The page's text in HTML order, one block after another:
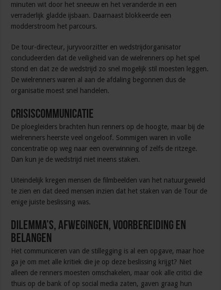
minuten wit door het sneeuw en het veranderde in een
verraderlijk gladde ijsbaan. Daarnaast blokkeerde een
modderstroom het parcours.
De tour-directeur, juryvoorzitter en wedstrijdorganisator
concludeerden dat de veiligheid van de wielrenners op het spel
stond en dat ze de wedstrijd zo snel mogelijk stil moesten leggen.
De wielrenners waren al aan de afdaling begonnen dus de
organisatie moest snel handelen.
Crisiscommunicatie
De ploegleiders brachten hun renners op de hoogte, maar bij de
wielrenners heerste veel ongeloof. Sommigen waren in volle
concentratie op weg naar een overwinning of zelfs de ritzege.
Dan kun je de wedstrijd niet ineens staken.
Uiteindelijk kregen mensen de filmbeelden van het natuurgeweld
te zien en dat deed mensen inzien dat het staken van de Tour de
enige juiste beslissing was.
Dilemma’s, afwegingen, voorbereiding en
belangen
Het communiceren van de stillegging is al een opgave, maar hoe
ga je om met alle kritiek die je op deze beslissing krijgt? Niet
alleen de renners moesten omschakelen, maar ook alle critici die
thuis op de bank of op social media zaten, gaven graag hun